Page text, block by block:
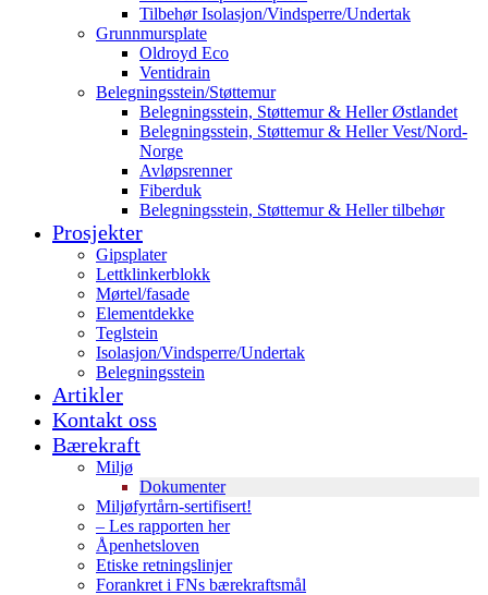
Tilbehør Isolasjon/Vindsperre/Undertak
Grunnmursplate
Oldroyd Eco
Ventidrain
Belegningsstein/Støttemur
Belegningsstein, Støttemur & Heller Østlandet
Belegningsstein, Støttemur & Heller Vest/Nord-
Norge
Avløpsrenner
Fiberduk
Belegningsstein, Støttemur & Heller tilbehør
Prosjekter
Gipsplater
Lettklinkerblokk
Mørtel/fasade
Elementdekke
Teglstein
Isolasjon/Vindsperre/Undertak
Belegningsstein
Artikler
Kontakt oss
Bærekraft
Miljø
Dokumenter
Miljøfyrtårn-sertifisert!
– Les rapporten her
Åpenhetsloven
Etiske retningslinjer
Forankret i FNs bærekraftsmål